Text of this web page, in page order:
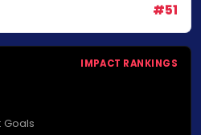
#51
IMPACT RANKINGS